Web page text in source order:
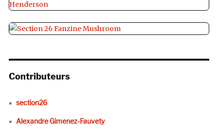
Contributeurs
section26
Alexandre Gimenez-Fauvety